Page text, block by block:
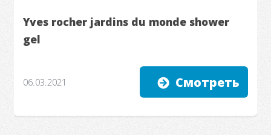
Yves rocher jardins du monde shower
gel
06.03.2021 Смотреть